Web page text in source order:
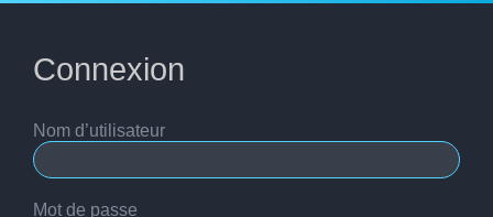
Connexion
Nom d’utilisateur
Mot de passe